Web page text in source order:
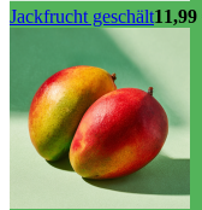
Jackfrucht geschält11,99